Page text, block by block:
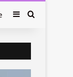
SidebarSearch